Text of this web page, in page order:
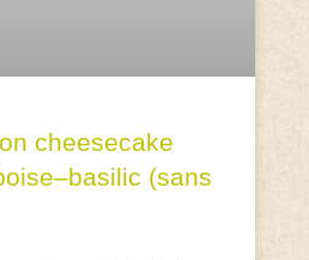
cheesecake
(sans